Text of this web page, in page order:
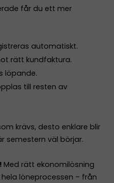
får du ett mer
automatiskt.
rätt kundfaktura.
löpande.
till resten av
krävs, desto enklare blir
semestern väl börjar.
Med rätt ekonomilösning
löneprocessen – från